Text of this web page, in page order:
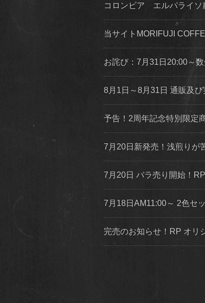
コロンビア エルパライ
当サイトMORIFUJI
お詫び：7月31日20:00～
8月1日～8月31日 通販及
予告！2周年記念特別限定
7月20日新発売！浅煎り
7月20日 バラ売り開始！
7月18日AM11:00～ 2色セ
完売のお知らせ！RP オリ